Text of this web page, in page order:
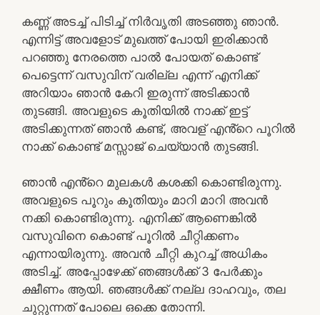
കണ്ണ് അടച്ച് പിടിച്ച് നിർവൃതി അടഞ്ഞു ഞാൻ.
എന്നിട്ട് അവളോട് മുഖത്ത് പോയി ഇരിക്കാൻ
പറഞ്ഞു നേരത്തെ പാൽ പോയത് കൊണ്ട്
പെട്ടെന്ന് വസുവിന് വരില്ല എന്ന് എനിക്ക്
അറിയാം ഞാൻ കേറി ഇരുന്ന് അടിക്കാൻ
തുടങ്ങി. അവളുടെ കൂതിയിൽ നാക്ക് ഇട്ട്
അടിക്കുന്നത് ഞാൻ കണ്ട്, അവള് എൻ്റെ പൂറിൽ
നാക്ക് കൊണ്ട് മസ്സാജ് ചെയ്യാൻ തുടങ്ങി.
ഞാൻ എൻ്റെ മുലകൾ കശക്കി കൊണ്ടിരുന്നു.
അവളുടെ പൂറും കൂതിയും മാറി മാറി അവൻ
നക്കി കൊണ്ടിരുന്നു. എനിക്ക് ആണെങ്കിൽ
വസുവിനെ കൊണ്ട് പൂറിൽ ചീറ്റിക്കണം
എന്നായിരുന്നു. അവൻ ചീറ്റി കുറച്ച് അധികം
അടിച്ച്. അപ്പോഴേക്ക് ഞങ്ങൾക്ക് 3 പേർക്കും
ക്ഷീണം ആയി. ഞങ്ങൾക്ക് നല്ല ദാഹവും, തല
ചുറ്റുന്നത് പോലെ ഒക്കെ തോന്നി.